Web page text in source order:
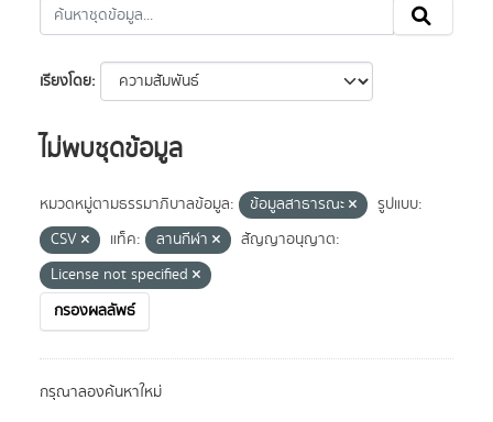
เรียงโดย
ไม่พบชุดข้อมูล
หมวดหมู่ตามธรรมาภิบาลข้อมูล: ข้อมูลสาธารณะ
รูปแบบ:
CSV
แท็ค: ลานกีฬา
สัญญาอนุญาต:
License not specified
กรองผลลัพธ์
กรุณาลองค้นหาใหม่